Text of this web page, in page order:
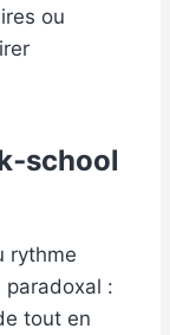
ou
rythme
paradoxal :
tout en